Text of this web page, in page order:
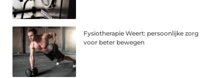
Fysiotherapie Weert: persoonlijke zorg
voor beter bewegen